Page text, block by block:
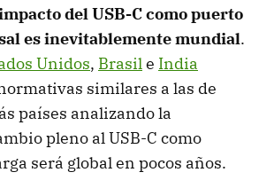
del USB-C como puerto
es inevitablemente mundial.
Unidos, Brasil e India
similares a las de
países analizando la
pleno al USB-C como
será global en pocos años.